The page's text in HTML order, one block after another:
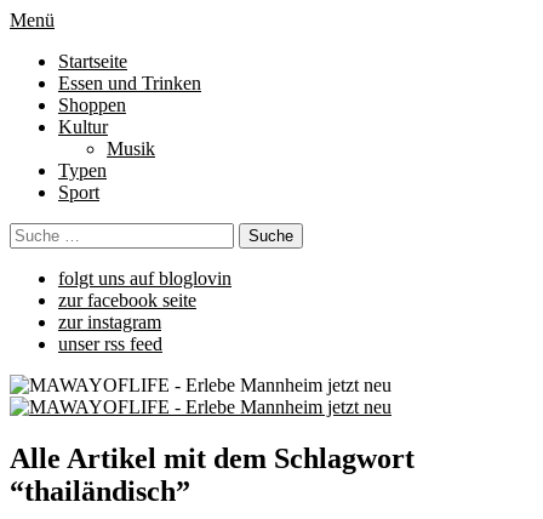
Menü
Startseite
Essen und Trinken
Shoppen
Kultur
Musik
Typen
Sport
folgt uns auf bloglovin
zur facebook seite
zur instagram
unser rss feed
Alle Artikel mit dem Schlagwort
“thailändisch”